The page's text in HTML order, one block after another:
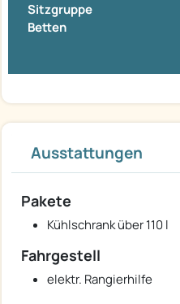
Sitzgruppe
Betten
Ausstattungen
Pakete
Kühlschrank über 110 l
Fahrgestell
elektr. Rangierhilfe